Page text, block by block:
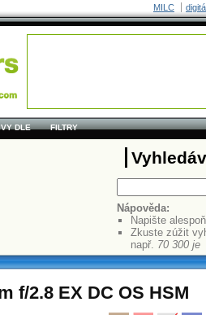
MILC
DLE FILTRY
Nápověda:
Napište
Zkuste zúžit
např. 70 300 je
f/2.8 EX DC OS HSM